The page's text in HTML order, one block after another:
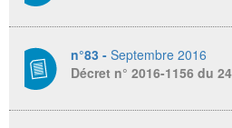
n°83 - Septembre 2016
Décret n° 2016-1156 du